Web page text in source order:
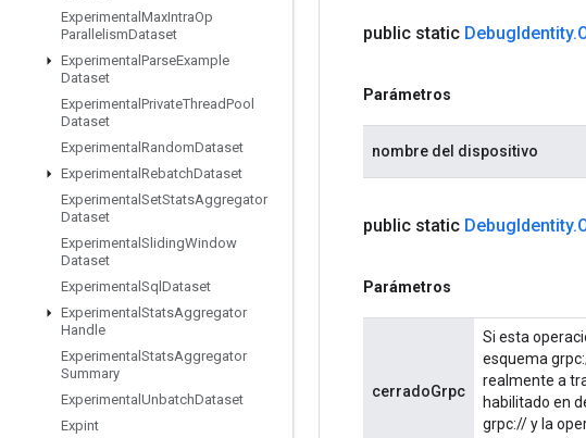
Experimental MaxIntraOp
ParallelismDataset
Experimental ParseExample
Dataset
Experimental PrivateThreadPool
Dataset
Experimental RandomDataset
Experimental RebatchDataset
Experimental SetStatsAggregator
Dataset
Experimental SlidingWindow
Dataset
Experimental Sql Dataset
Experimental StatsAggregator
Handle
Experimental StatsAggregator
Summary
Experimental UnbatchDataset
Expint
public static DebugIdentity.
Parámetros
nombre del dispositivo
public static DebugIdentity.
Parámetros
cerradoGrpc
Si esta
esquema
realmente a
habilitado en
grpc:// y la